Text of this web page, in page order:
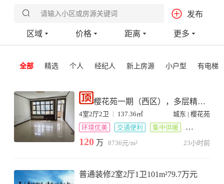
请输入小区或房源关键词 发布
区域 价格 距离 更多
城郊
高铁新区
200万-300万
300万以上
3000米内
5000米内
确定
全部 精选 个人 经纪人 新上房源 小户型 有电梯
樱花苑一期（西区），多层精装
修房源4室2厅2卫
4室2厅2卫 | 137.36㎡
城东 | 樱花苑
环境优美
交通便利 集中供暖 家电齐全
120 万 8736元/m² 23小时前
普通装修2室2厅1卫101m²79.7万元